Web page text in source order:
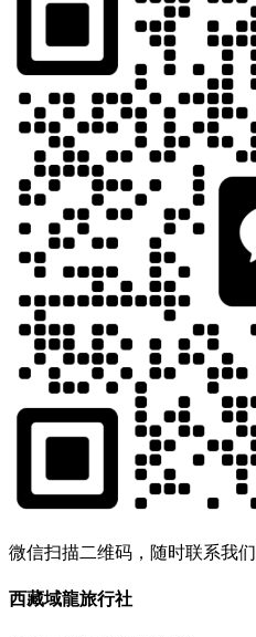
微信扫描二维码，随时联系我们
西藏域龍旅行社